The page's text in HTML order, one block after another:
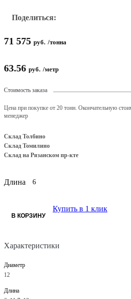
Поделиться:
71 575 руб. /тонна
63.56 руб. /метр
Стоимость заказа
Цена при покупке от 20 тонн. Окончательную
менеджер
Склад Толбино
Склад Томилино
Склад на Рязанском пр-кте
Длина
В КОРЗИНУ
Купить в 1 клик
Характеристики
Диаметр
12
Длина